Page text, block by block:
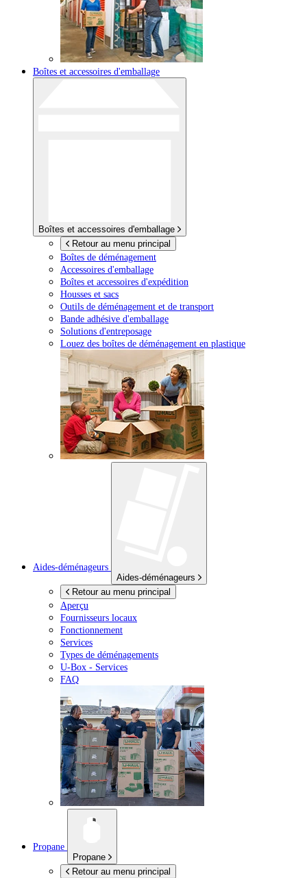
Boîtes et accessoires d'emballage
Boîtes et accessoires d'emballage
Retour au menu principal
Boîtes de déménagement
Accessoires d'emballage
Boîtes et accessoires d'expédition
Housses et sacs
Outils de déménagement et de transport
Bande adhésive d'emballage
Solutions d'entreposage
Louez des boîtes de déménagement en plastique
Aides-déménageurs
Aides-déménageurs
Retour au menu principal
Aperçu
Fournisseurs locaux
Fonctionnement
Services
Types de déménagements
U-Box - Services
FAQ
Propane
Propane
Retour au menu principal